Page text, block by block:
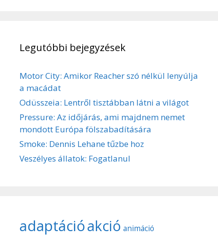
Legutóbbi bejegyzések
Motor City: Amikor Reacher szó nélkül lenyúlja
a macádat
Odüsszeia: Lentről tisztábban látni a világot
Pressure: Az időjárás, ami majdnem nemet
mondott Európa fölszabadítására
Smoke: Dennis Lehane tűzbe hoz
Veszélyes állatok: Fogatlanul
adaptációakció animáció